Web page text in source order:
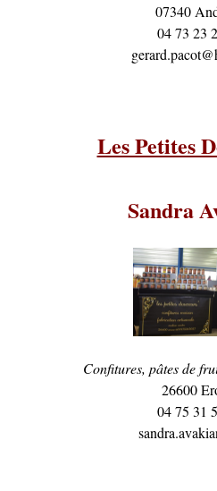
07340
04 73 23
Les Petites
Sandra
Confitures, pâtes de
26600
04 75 31